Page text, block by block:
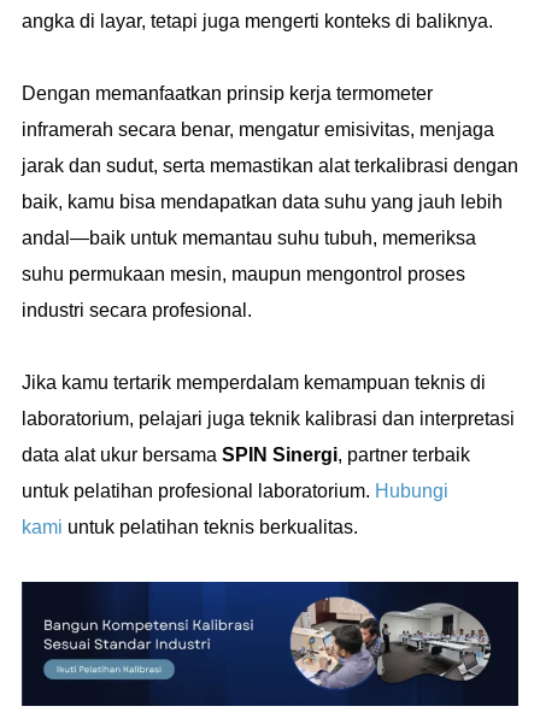
angka di layar, tetapi juga mengerti konteks di baliknya.
Dengan memanfaatkan prinsip kerja termometer
inframerah secara benar, mengatur emisivitas, menjaga
jarak dan sudut, serta memastikan alat terkalibrasi dengan
baik, kamu bisa mendapatkan data suhu yang jauh lebih
andal—baik untuk memantau suhu tubuh, memeriksa
suhu permukaan mesin, maupun mengontrol proses
industri secara profesional.
Jika kamu tertarik memperdalam kemampuan teknis di
laboratorium, pelajari juga teknik kalibrasi dan interpretasi
data alat ukur bersama SPIN Sinergi, partner terbaik
untuk pelatihan profesional laboratorium. Hubungi
kami untuk pelatihan teknis berkualitas.